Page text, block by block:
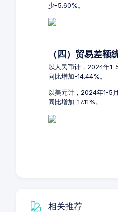
少-5.60%。
（四）贸易差额
以人民币计，2024年1-
同比增加-14.44%。
以美元计，2024年1-5
同比增加-17.11%。
相关推荐